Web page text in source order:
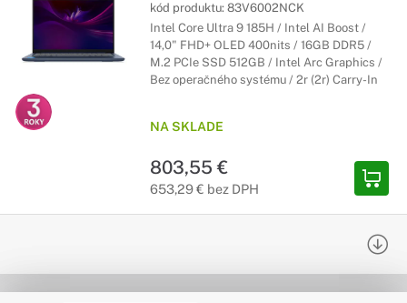
kód produktu: 83V6002NCK
Intel Core Ultra 9 185H / Intel AI Boost /
14,0" FHD+ OLED 400nits / 16GB DDR5 /
M.2 PCIe SSD 512GB / Intel Arc Graphics /
Bez operačného systému / 2r (2r) Carry-In
NA SKLADE
803,55 €
653,29 € bez DPH